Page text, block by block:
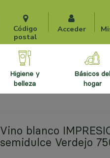
Código
postal
Acceder
higiene y
belleza
básicos del
hogar
Vino blanco
semidulce Verdejo